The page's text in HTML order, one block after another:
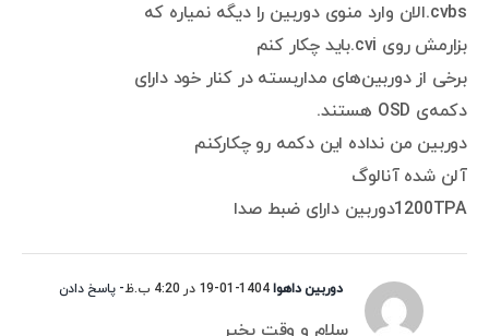
cvbs.الان وارد منوی دوربین را دیگه نمیاره که
بزارمش روی cvi.باید چکار کنم
برخی از دوربین‌های مداربسته در کنار خود دارای
دکمه‌ی OSD هستند.
دوربین من نداده این دکمه رو چکارکنم
آلن شده آنالوگ
1200TPAدوربین دارای ضبط صدا
دوربین داهوا1404-01-19 در 4:20 ب.ظ - پاسخ دادن
سلام و وقت بخیر